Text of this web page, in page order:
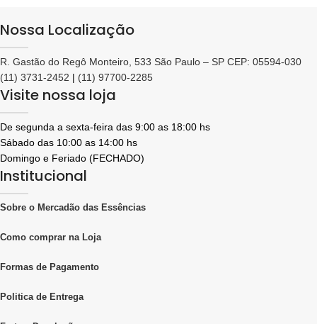
Nossa Localização
R. Gastão do Regô Monteiro, 533 São Paulo – SP CEP: 05594-030
(11) 3731-2452 | (11) 97700-2285
Visite nossa loja
De segunda a sexta-feira das 9:00 as 18:00 hs
Sábado das 10:00 as 14:00 hs
Domingo e Feriado (FECHADO)
Institucional
Sobre o Mercadão das Essências
Como comprar na Loja
Formas de Pagamento
Politica de Entrega